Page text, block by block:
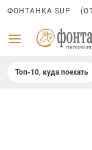
ФОНТАНКА SUP
Топ-10, куда поехать